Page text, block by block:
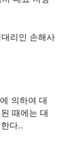
리인 손해사
의하여 대
때에는 대
다..